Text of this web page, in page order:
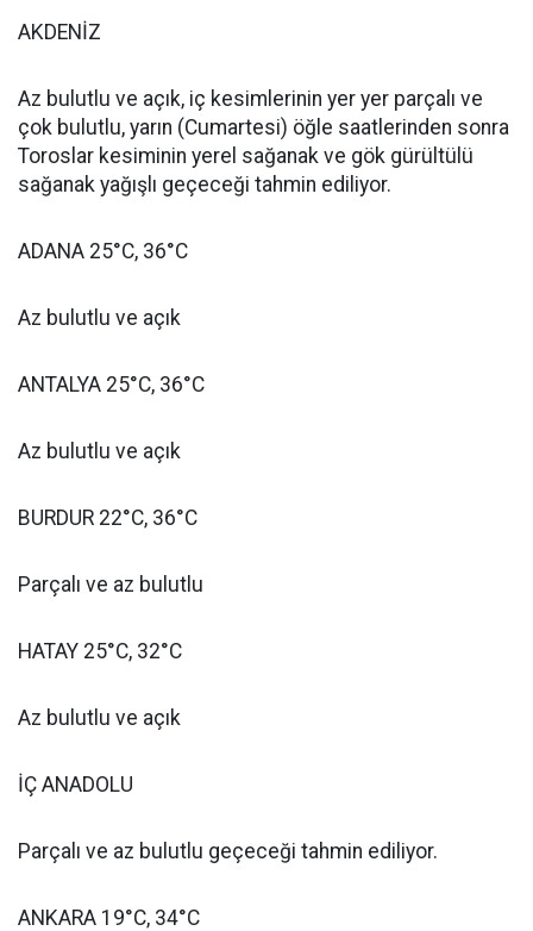
AKDENİZ
Az bulutlu ve açık, iç kesimlerinin yer yer parçalı ve
çok bulutlu, yarın (Cumartesi) öğle saatlerinden sonra
Toroslar kesiminin yerel sağanak ve gök gürültülü
sağanak yağışlı geçeceği tahmin ediliyor.
ADANA 25°C, 36°C
Az bulutlu ve açık
ANTALYA 25°C, 36°C
Az bulutlu ve açık
BURDUR 22°C, 36°C
Parçalı ve az bulutlu
HATAY 25°C, 32°C
Az bulutlu ve açık
İÇ ANADOLU
Parçalı ve az bulutlu geçeceği tahmin ediliyor.
ANKARA 19°C, 34°C